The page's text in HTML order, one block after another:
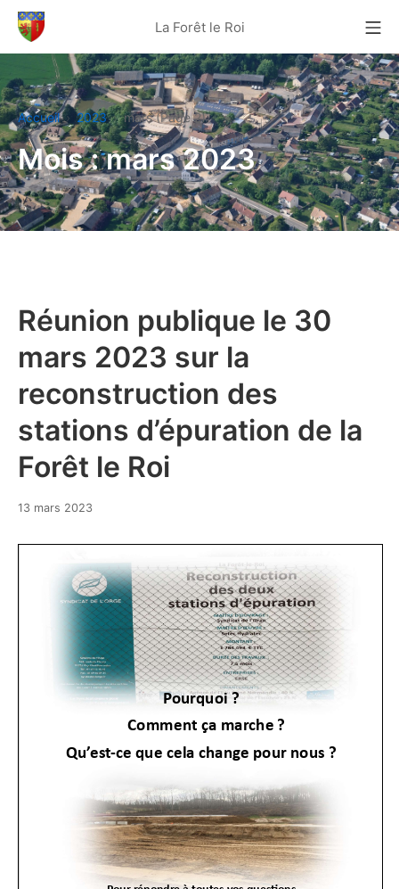
Aller
contenu
La Forêt Le Roi
La Forêt le Roi
Accueil 2023 mars (Page 2)
Mois :mars 2023
Réunion publique le 30
mars 2023 sur la
reconstruction des
stations d’épuration de la
Forêt le Roi
13 mars 2023